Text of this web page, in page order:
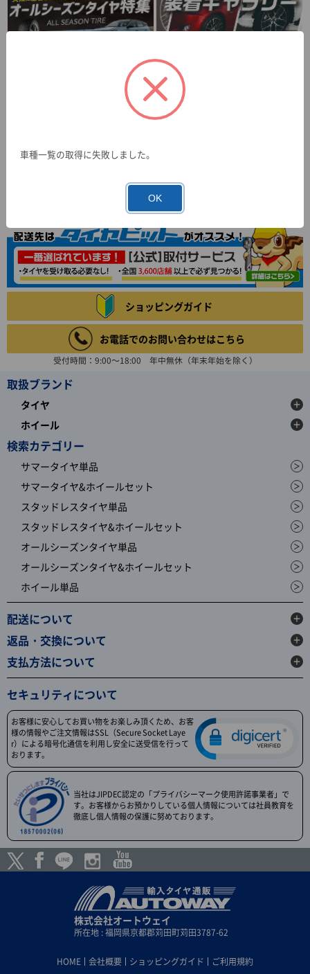
ショッピングガイド
お電話でのお問い合わせはこちら
受付時間：9:00～18:00 年中無休（年末年始を除く）
取扱ブランド
タイヤ
ホイール
検索カテゴリー
サマータイヤ単品
サマータイヤ&ホイールセット
スタッドレスタイヤ単品
スタッドレスタイヤ&ホイールセット
オールシーズンタイヤ単品
オールシーズンタイヤ&ホイールセット
ホイール単品
配送について
返品・交換について
支払方法について
セキュリティについて
お客様に安心してお買い物をお楽しみ頂くため、お客
様の情報やご注文情報はSSL（Secure Socket Laye
r）による暗号化通信を利用し安全に送受信を行って
おります。
当社はJIPDEC認定の「プライバシーマーク使用許諾事業者」で
す。お客様からお預かりしている個人情報については社員教育を
徹底し個人情報の保護に努めております。
株式会社オートウェイ
所在地 : 福岡県京都郡苅田町苅田3787-62
HOME 会社概要 ショッピングガイド ご利用規約
車種一覧の取得に失敗しました。
OK